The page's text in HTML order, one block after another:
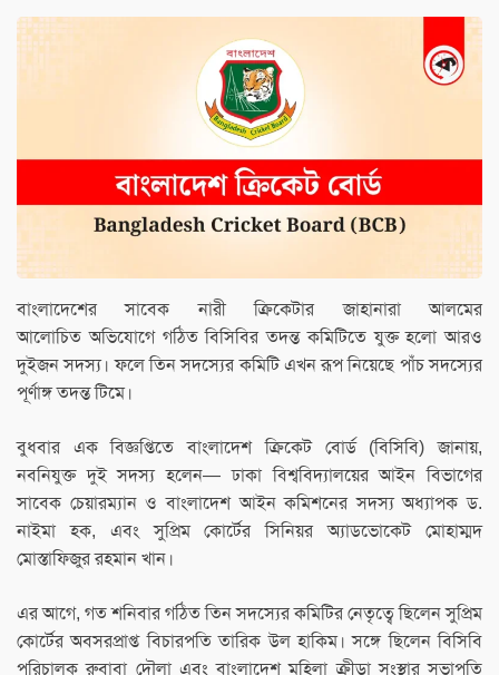
বাংলাদেশের সাবেক নারী ক্রিকেটার জাহানারা আলমের
আলোচিত অভিযোগে গঠিত বিসিবির তদন্ত কমিটিতে যুক্ত হলো আরও
দুইজন সদস্য। ফলে তিন সদস্যের কমিটি এখন রূপ নিয়েছে পাঁচ সদস্যের
পূর্ণাঙ্গ তদন্ত টিমে।
বুধবার এক বিজ্ঞপ্তিতে বাংলাদেশ ক্রিকেট বোর্ড (বিসিবি) জানায়,
নবনিযুক্ত দুই সদস্য হলেন— ঢাকা বিশ্ববিদ্যালয়ের আইন বিভাগের
সাবেক চেয়ারম্যান ও বাংলাদেশ আইন কমিশনের সদস্য অধ্যাপক ড.
নাইমা হক, এবং সুপ্রিম কোর্টের সিনিয়র অ্যাডভোকেট মোহাম্মদ
মোস্তাফিজুর রহমান খান।
এর আগে, গত শনিবার গঠিত তিন সদস্যের কমিটির নেতৃত্বে ছিলেন সুপ্রিম
কোর্টের অবসরপ্রাপ্ত বিচারপতি তারিক উল হাকিম। সঙ্গে ছিলেন বিসিবি
পরিচালক রুবাবা দৌলা এবং বাংলাদেশ মহিলা ক্রীড়া সংস্থার সভাপতি